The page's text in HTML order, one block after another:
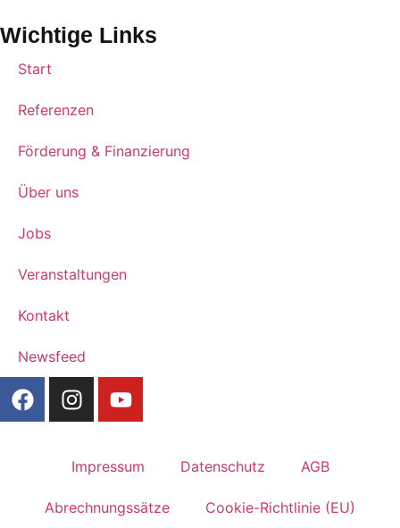
Wichtige Links
Start
Referenzen
Förderung & Finanzierung
Über uns
Jobs
Veranstaltungen
Kontakt
Newsfeed
Impressum Datenschutz AGB
Abrechnungssätze Cookie-Richtlinie (EU)